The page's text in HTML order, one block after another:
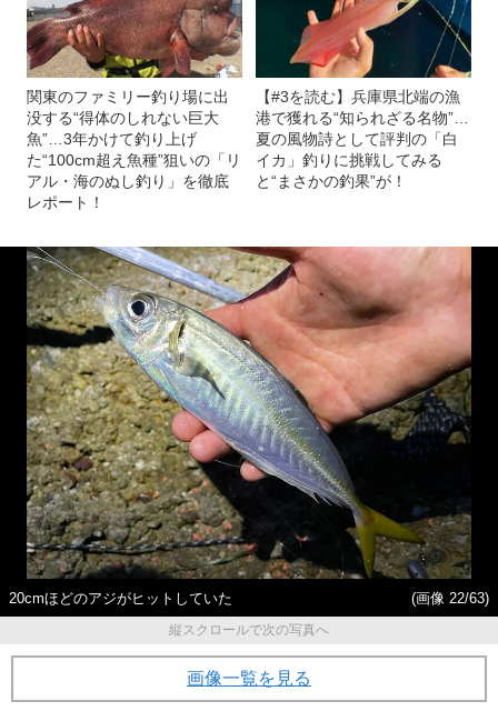
関東のファミリー釣り場に出
没する“得体のしれない巨大
魚”…3年かけて釣り上げ
た“100cm超え魚種”狙いの「リ
アル・海のぬし釣り」を徹底
レポート！
【#3を読む】兵庫県北端の漁
港で獲れる“知られざる名物”…
夏の風物詩として評判の「白
イカ」釣りに挑戦してみる
と“まさかの釣果”が！
20cmほどのアジがヒットしていた
(画像 22/63)
縦スクロールで次の写真へ
画像一覧を見る